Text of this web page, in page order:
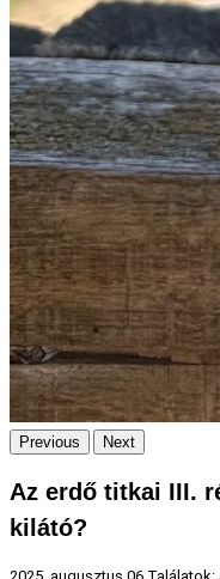
Previous Next
Az erdő titkai III.
kilátó?